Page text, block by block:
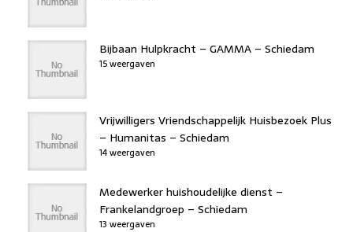
Bijbaan Hulpkracht – GAMMA – Schiedam
15 weergaven
Vrijwilligers Vriendschappelijk Huisbezoek Plus
– Humanitas – Schiedam
14 weergaven
Medewerker huishoudelijke dienst –
Frankelandgroep – Schiedam
13 weergaven